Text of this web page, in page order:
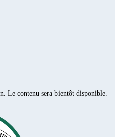
Le contenu sera bientôt disponible.